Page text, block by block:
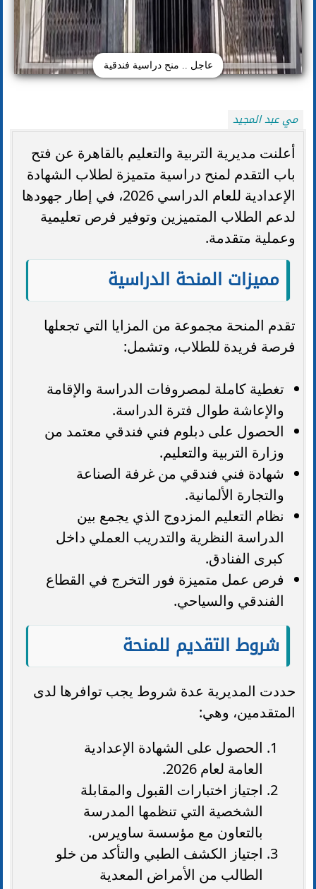
عاجل .. منح دراسية فندقية
مي عبد المجيد
أعلنت مديرية التربية والتعليم بالقاهرة عن فتح
باب التقدم لمنح دراسية متميزة لطلاب الشهادة
الإعدادية للعام الدراسي 2026، في إطار جهودها
لدعم الطلاب المتميزين وتوفير فرص تعليمية
وعملية متقدمة.
مميزات المنحة الدراسية
تقدم المنحة مجموعة من المزايا التي تجعلها
فرصة فريدة للطلاب، وتشمل:
تغطية كاملة لمصروفات الدراسة والإقامة
والإعاشة طوال فترة الدراسة.
الحصول على دبلوم فني فندقي معتمد من
وزارة التربية والتعليم.
شهادة فني فندقي من غرفة الصناعة
والتجارة الألمانية.
نظام التعليم المزدوج الذي يجمع بين
الدراسة النظرية والتدريب العملي داخل
كبرى الفنادق.
فرص عمل متميزة فور التخرج في القطاع
الفندقي والسياحي.
شروط التقديم للمنحة
حددت المديرية عدة شروط يجب توافرها لدى
المتقدمين، وهي:
الحصول على الشهادة الإعدادية
العامة لعام 2026.
اجتياز اختبارات القبول والمقابلة
الشخصية التي تنظمها المدرسة
بالتعاون مع مؤسسة ساويرس.
اجتياز الكشف الطبي والتأكد من خلو
الطالب من الأمراض المعدية